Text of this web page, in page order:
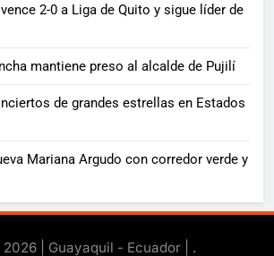
2-0 a Liga de Quito y sigue líder de
mantiene preso al alcalde de Pujilí
de grandes estrellas en Estados
Mariana Argudo con corredor verde y
| Guayaquil - Ecuador | .